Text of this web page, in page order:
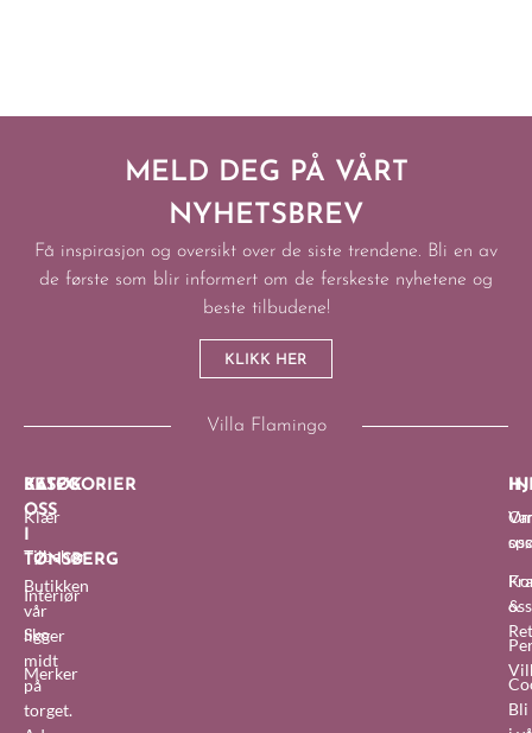
MELD DEG PÅ VÅRT
NYHETSBREV
Få inspirasjon og oversikt over de siste trendene. Bli en av
de første som blir informert om de ferskeste nyhetene og
beste tilbudene!
KLIKK HER
Villa Flamingo
BESØK
OSS
I
TØNSBERG
Butikken
vår
ligger
midt
på
torget.
KATEGORIER
Klær
Tilbehør
Interiør
Sko
Merker
oss
&
Bli
oss